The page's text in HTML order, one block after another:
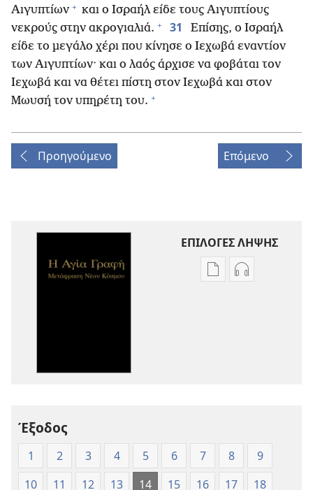
Αιγυπτίων + και ο Ισραήλ είδε τους Αιγυπτίους
νεκρούς στην ακρογιαλιά. + 31
Επίσης, ο Ισραήλ
είδε το μεγάλο χέρι που κίνησε ο Ιεχωβά εναντίον
των Αιγυπτίων· και ο λαός άρχισε να φοβάται τον
Ιεχωβά και να θέτει πίστη στον Ιεχωβά και στον
Μωυσή τον υπηρέτη του. +
Προηγούμενο Επόμενο
ΕΠΙΛΟΓΕΣ ΛΗΨΗΣ
Επιλογές
(Έκδοση 1997)
Επιλογές
(Έκδοση
Έξοδος
1 2 3 4 5 6 7 8
9
10
11 12 13 14 15 16 17
18